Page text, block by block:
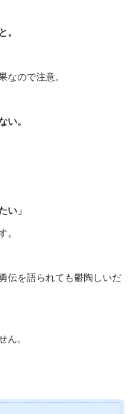
。
なので注意。
い。
い」
。
伝を語られても鬱陶しいだ
ん。